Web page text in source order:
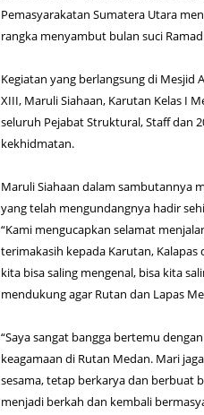
Pemasyarakatan Sumatera Utara
rangka menyambut bulan suci
Kegiatan yang berlangsung di Mesjid
XIII, Maruli Siahaan, Karutan Kelas I
seluruh Pejabat Struktural, Staff dan
kekhidmatan.
Maruli Siahaan dalam sambutannya
yang telah mengundangnya hadir
“Kami mengucapkan selamat
terimakasih kepada Karutan,
kita bisa saling mengenal, bisa kita
mendukung agar Rutan dan Lapas
“Saya sangat bangga bertemu
keagamaan di Rutan Medan. Mari
sesama, tetap berkarya dan berbuat
menjadi berkah dan kembali